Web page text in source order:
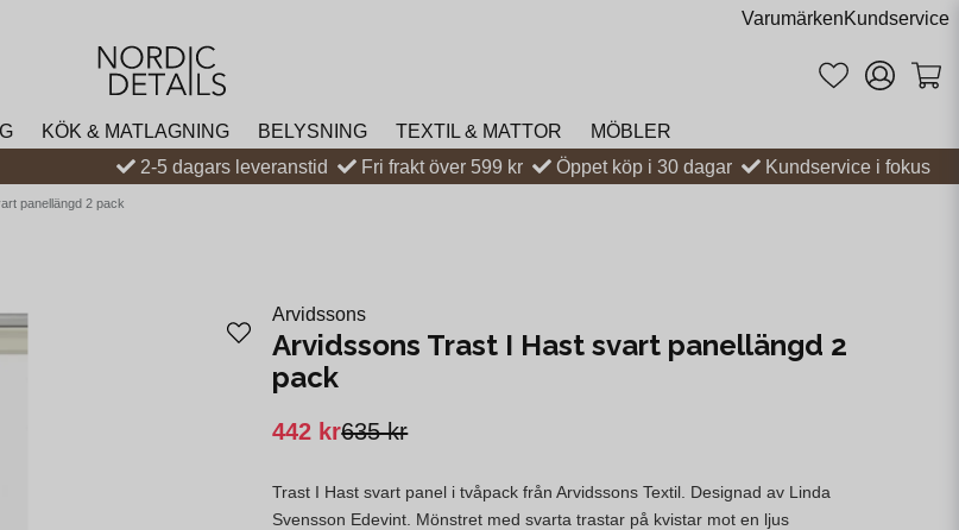
VarumärkenKundservice
KÖK & MATLAGNING BELYSNING TEXTIL & MATTOR
MÖBLER
2-5 dagars leveranstid Fri frakt över 599 kr Öppet köp i 30 dagar Kundservice i fokus
panellängd 2 pack
Arvidssons
Arvidssons Trast I Hast svart panellängd 2
pack
635 kr
442 kr
Trast I Hast svart panel i tvåpack från Arvidssons Textil. Designad av Linda
Svensson Edevint. Mönstret med svarta trastar på kvistar mot en ljus